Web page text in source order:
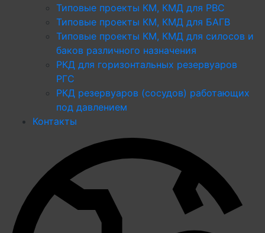
Типовые проекты КМ, КМД для РВС
Типовые проекты КМ, КМД для БАГВ
Типовые проекты КМ, КМД для силосов и
баков различного назначения
РКД для горизонтальных резервуаров
РГС
РКД резервуаров (сосудов) работающих
под давлением
Контакты